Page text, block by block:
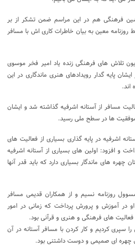
فرهنگی هم در این مراسم ضمن تشکر از بر
روزنامه معین به بیان خاطرات کاری اش با مسافر
تلاش های فرهنگی زنده یاد امیر فخر موسوی
پایه گدار رویدادهای هنری ماندگاری در این
مسافر از آستانه اشرفیه گذاشته شد و ایشان
ها در سطح ملی رسید.
اشرفیه در پایه گذاری بسیاری از فعالیت های
و افزود: اولین های بسیاری از آستانه اشرفیه
های ماندگار بسیاری دارد که باید قدر آنها
روزنامه نسیم و از همکاران قدیمی مسافر
در آموزش و پرورش پرداخت که زمانی در امور
های فرهنگی و هنری و قرآنی بود.
سپری کردیم و کار کردن با مسافر آستانه در آن
چهره ای صمیمی و دوست داشتنی بود.